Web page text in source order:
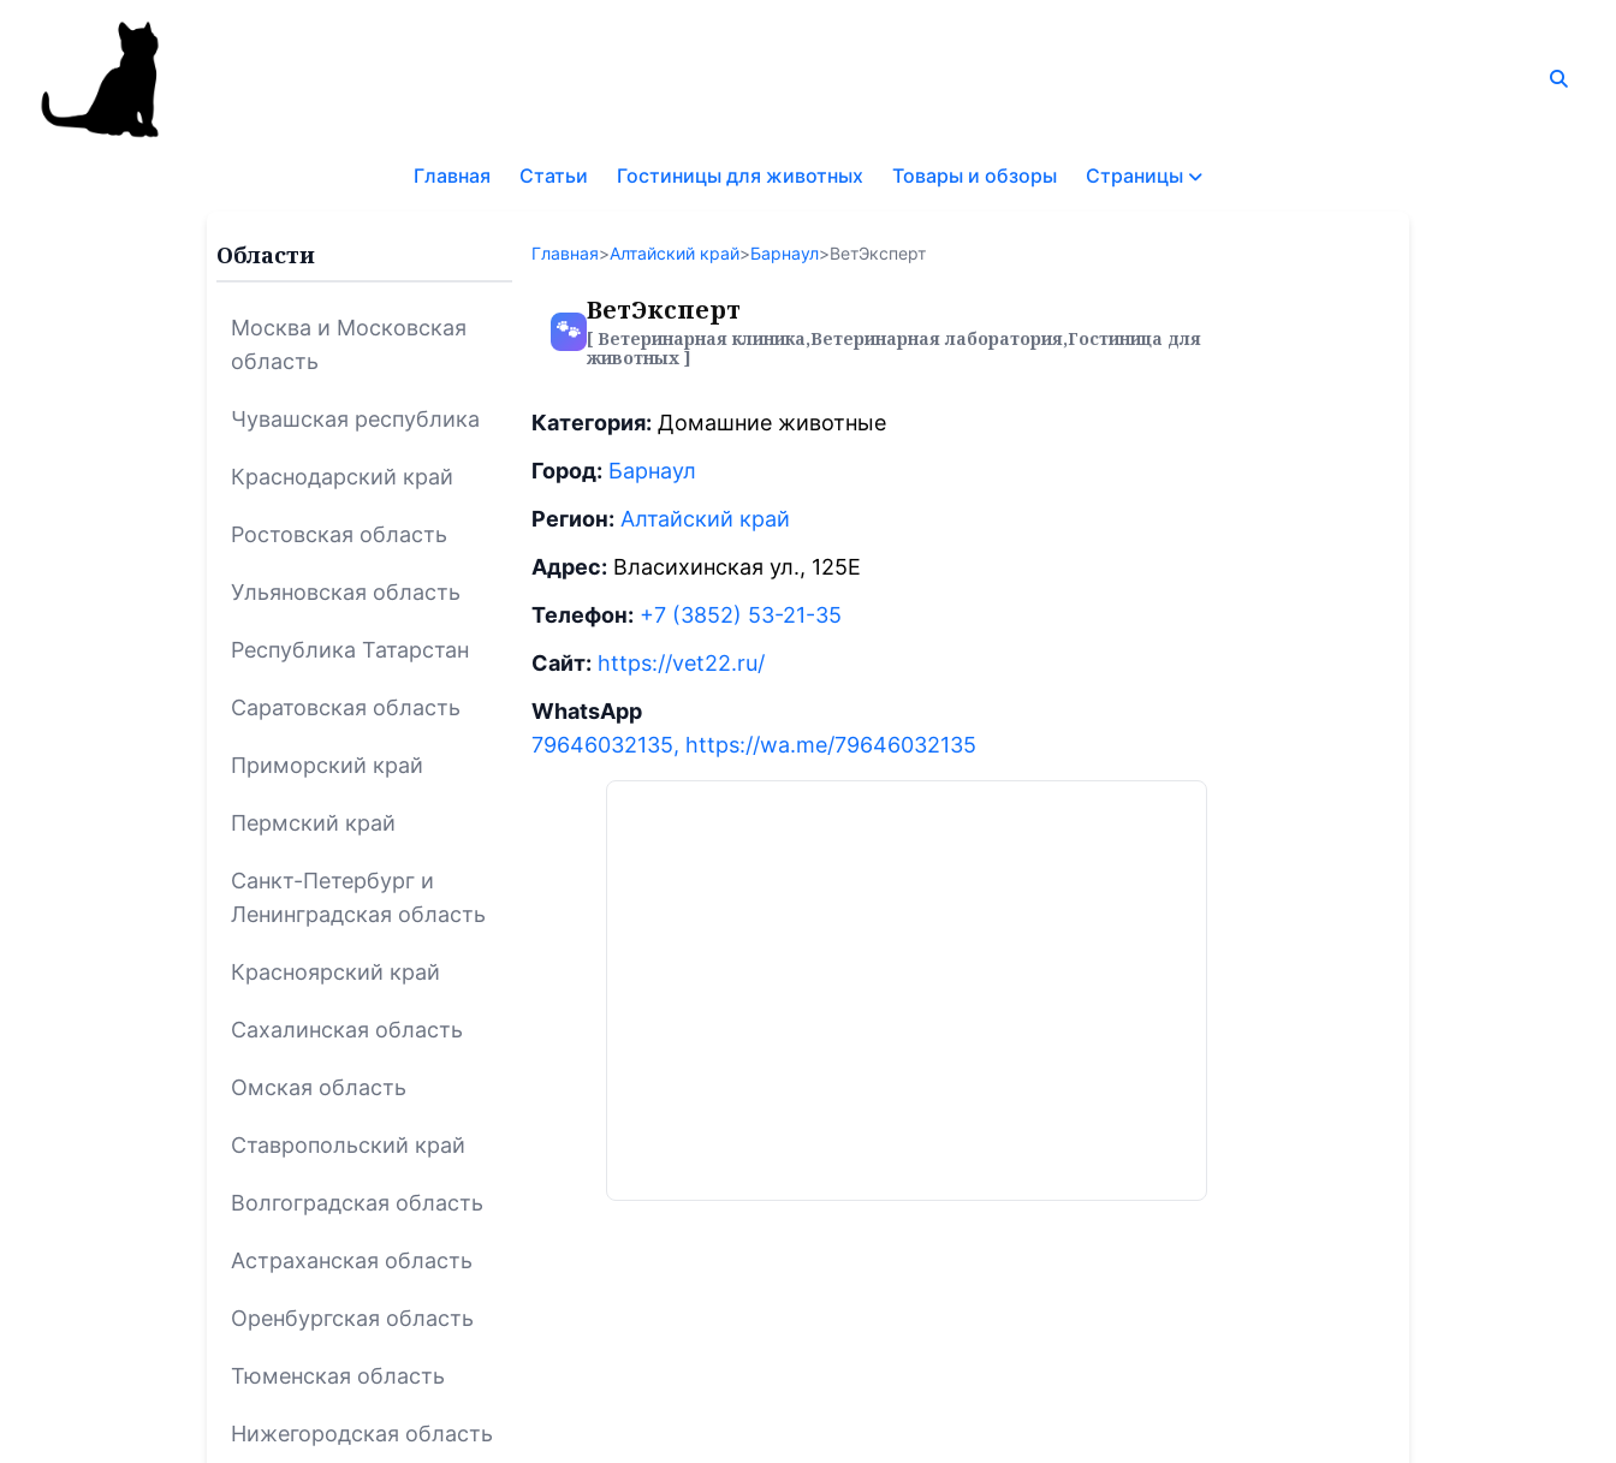
Главная Статьи Гостиницы для животных Товары и обзоры Страницы
по
Области
Москва и Московская
область
Чувашская республика
Краснодарский край
Ростовская область
Ульяновская область
Республика Татарстан
Саратовская область
Приморский край
Пермский край
Санкт-Петербург и
Ленинградская область
Красноярский край
Сахалинская область
Омская область
Ставропольский край
Волгоградская область
Астраханская область
Оренбургская область
Тюменская область
Нижегородская область
Главная>Алтайский край>Барнаул>ВетЭксперт
🐾
ВетЭксперт
[ Ветеринарная клиника,Ветеринарная лаборатория,Гостиница для
животных ]
Категория: Домашние животные
Город: Барнаул
Регион: Алтайский край
Адрес: Власихинская ул., 125Е
Телефон: +7 (3852) 53-21-35
Сайт: https://vet22.ru/
WhatsApp
79646032135, https://wa.me/79646032135